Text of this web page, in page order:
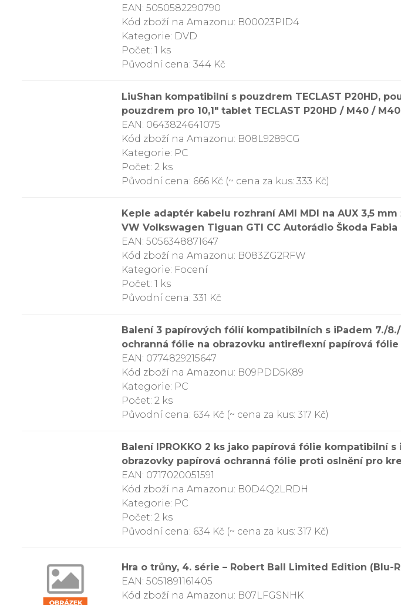
EAN: 5050582290790
Kód zboží na Amazonu: B00023PID4
Kategorie: DVD
Počet: 1 ks
Původní cena: 344 Kč
LiuShan kompatibilní s pouzdrem TECLAST P20HD,
pouzdrem pro 10,1″ tablet TECLAST P20HD / M40 /
EAN: 0643824641075
Kód zboží na Amazonu: B08L9289CG
Kategorie: PC
Počet: 2 ks
Původní cena: 666 Kč (~ cena za kus: 333 Kč)
Keple adaptér kabelu rozhraní AMI MDI na AUX 3,5
VW Volkswagen Tiguan GTI CC Autorádio Škoda Fabia
EAN: 5056348871647
Kód zboží na Amazonu: B083ZG2RFW
Kategorie: Focení
Počet: 1 ks
Původní cena: 331 Kč
Balení 3 papírových fólií kompatibilních s iPadem 7./
ochranná fólie na obrazovku antireflexní papírová
EAN: 0774829215647
Kód zboží na Amazonu: B09PDD5K89
Kategorie: PC
Počet: 2 ks
Původní cena: 634 Kč (~ cena za kus: 317 Kč)
Balení IPROKKO 2 ks jako papírová fólie kompatibilní
obrazovky papírová ochranná fólie proti oslnění pro
EAN: 0717020051591
Kód zboží na Amazonu: B0D4Q2LRDH
Kategorie: PC
Počet: 2 ks
Původní cena: 634 Kč (~ cena za kus: 317 Kč)
Hra o trůny, 4. série – Robert Ball Limited Edition (Blu-
EAN: 5051891161405
Kód zboží na Amazonu: B07LFGSNHK